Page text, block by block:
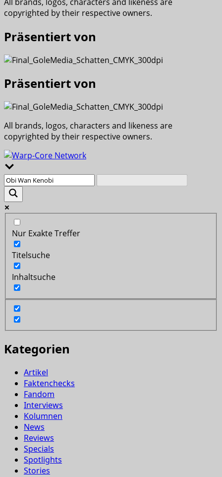
copyrighted by their respective owners.
Präsentiert von
Präsentiert von
All brands, logos, characters and likeness are
copyrighted by their respective owners.
Nur Exakte Treffer
Titelsuche
Inhaltsuche
Kategorien
Artikel
Faktenchecks
Fandom
Interviews
Kolumnen
News
Reviews
Specials
Spotlights
Stories